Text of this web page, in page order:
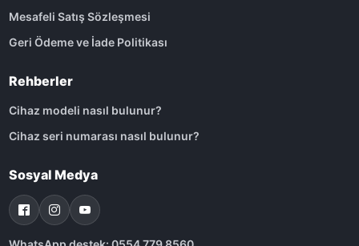
Mesafeli Satış Sözleşmesi
Geri Ödeme ve İade Politikası
Rehberler
Cihaz modeli nasıl bulunur?
Cihaz seri numarası nasıl bulunur?
Sosyal Medya